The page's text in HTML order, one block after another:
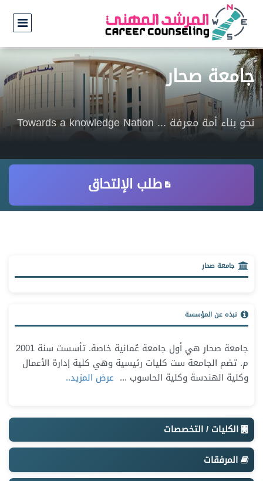
جامعة صحار
نحو بناء أمة معرفة ... Towards a knowledge Nation
طلب الإلتحاق
جامعة صحار
نبذه عن المؤسسة
جامعة صحار هي أول جامعة عُمانية خاصة. تأسست سنة 2001
م. تضم الجامعة ست كليات رئيسية وهي كلية إدارة الأعمال
وكلية الهندسة وكلية الحاسوب ... عرض المزيد..
الكليات / التخصصات
المرفقات